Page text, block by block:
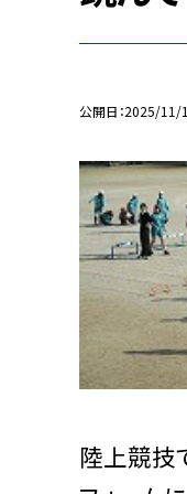
公開日 2025/11/
陸上競技